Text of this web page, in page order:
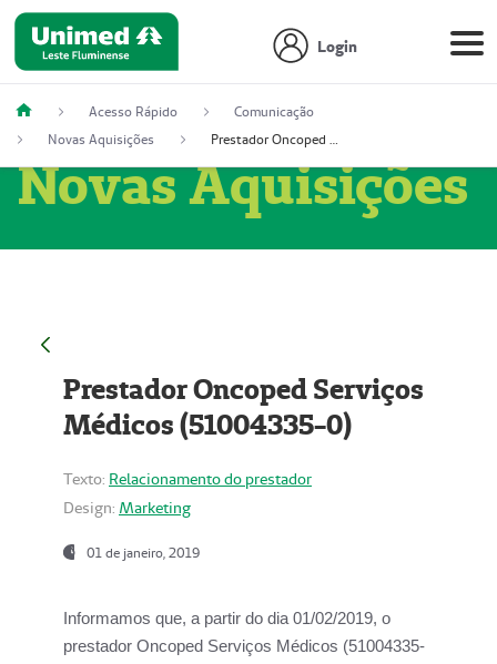
Login
Acesso Rápido
Comunicação
Novas Aquisições
Prestador Oncoped Serviços Médicos (51004335-0)
Novas Aquisições
Prestador Oncoped Serviços
Médicos (51004335-0)
Texto: Relacionamento do prestador
Design: Marketing
01 de janeiro, 2019
Informamos que, a partir do dia 01/02/2019, o
prestador Oncoped Serviços Médicos (51004335-